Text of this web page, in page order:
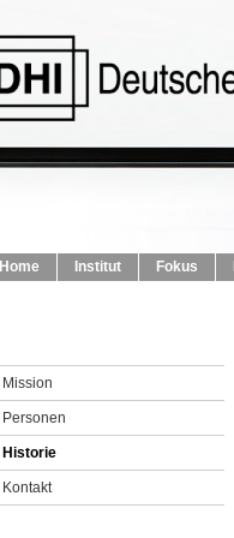
Home Institut Fokus
Mission
Personen
Historie
Kontakt